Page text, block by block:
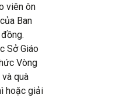
viên ôn
Ban
Sở Giáo
Vòng
quà
hoặc giải